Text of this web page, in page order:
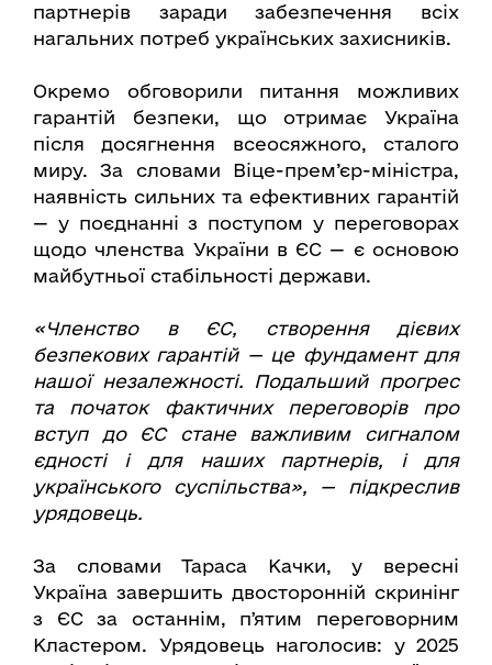
партнерів заради забезпечення всіх
нагальних потреб українських захисників.
Окремо обговорили питання можливих
гарантій безпеки, що отримає Україна
після досягнення всеосяжного, сталого
миру. За словами Віце-прем’єр-міністра,
наявність сильних та ефективних гарантій
— у поєднанні з поступом у переговорах
щодо членства України в ЄС — є основою
майбутньої стабільності держави.
«Членство в ЄС, створення дієвих
безпекових гарантій — це фундамент для
нашої незалежності. Подальший прогрес
та початок фактичних переговорів про
вступ до ЄС стане важливим сигналом
єдності і для наших партнерів, і для
українського суспільства», — підкреслив
урядовець.
За словами Тараса Качки, у вересні
Україна завершить двосторонній скринінг
з ЄС за останнім, пʼятим переговорним
Кластером. Урядовець наголосив: у 2025